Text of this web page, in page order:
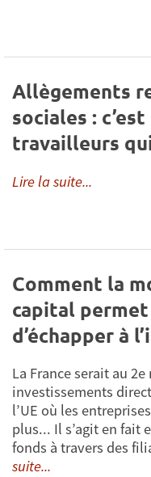
Allègements
sociales :
travailleurs
Lire la suite...
Comment la
capital
d’échapper à
La France serait au 2e
investissements
l’UE où les
plus... Il s’agit en fait
fonds à travers des
suite...